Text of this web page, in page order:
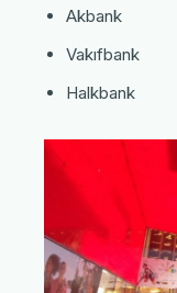
Akbank
Vakıfbank
Halkbank